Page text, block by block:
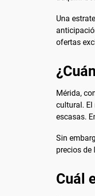
Una
ofertas
Mérida,
cultural. El
escasas.
Sin
precios de
Cuál